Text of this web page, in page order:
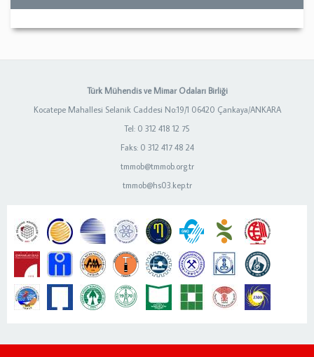
Türk Mühendis ve Mimar Odaları Birliği
Kocatepe Mahallesi Selanik Caddesi No:19/1 06420 Çankaya/ANKARA
Tel: 0 312 418 12 75
Faks: 0 312 417 48 24
tmmob@tmmob.org.tr
tmmob@hs03.kep.tr